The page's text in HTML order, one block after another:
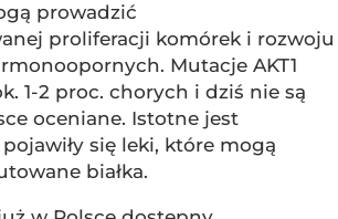
prowadzić
proliferacji komórek i rozwoju
Mutacje AKT1
1-2 proc. chorych i dziś nie są
oceniane. Istotne jest
się leki, które mogą
białka.